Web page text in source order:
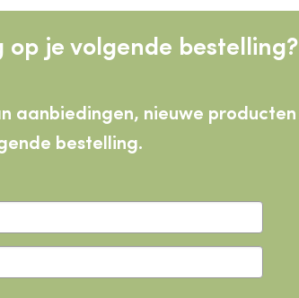
op je volgende bestelling?
aanbiedingen, nieuwe producten
bestelling.